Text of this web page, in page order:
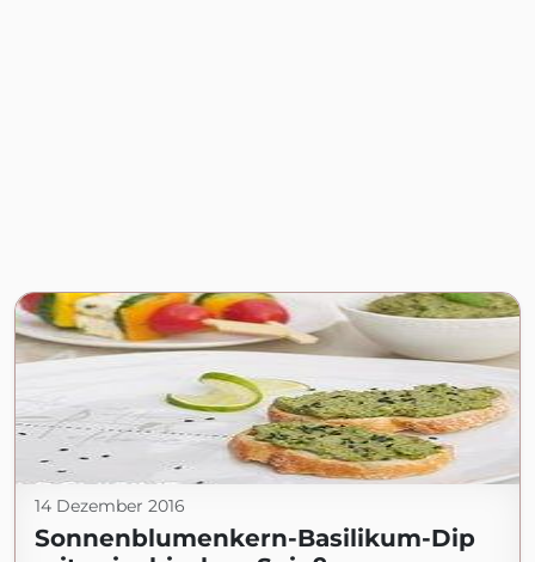
14 Dezember 2016
Sonnenblumenkern-Basilikum-Dip